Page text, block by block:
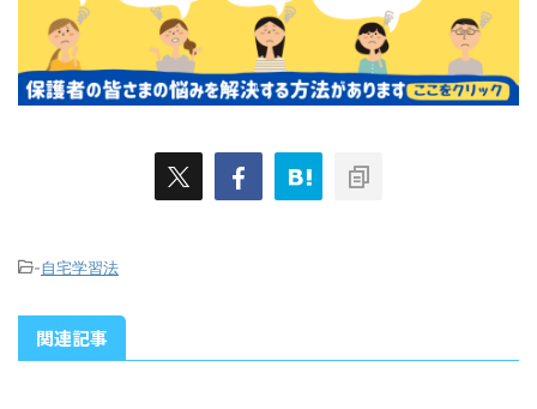
-自宅学習法
関連記事